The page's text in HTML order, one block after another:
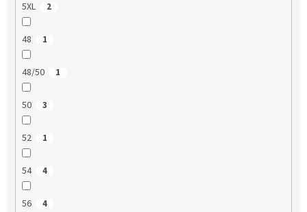
5XL 2
48 1
48/50 1
50 3
52 1
54 4
56 4